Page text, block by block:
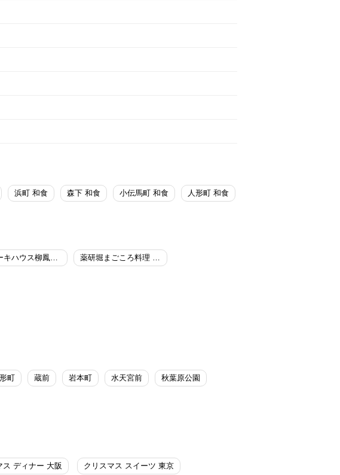
浜町 和食 森下 和食 小伝馬町 和食 人形町 和食
ステーキハウス柳鳳／浅草橋ベルモントホテル 薬研堀まごころ料理 摩多以
町 蔵前 岩本町 水天宮前 秋葉原公園
ス ディナー 大阪 クリスマス スイーツ 東京